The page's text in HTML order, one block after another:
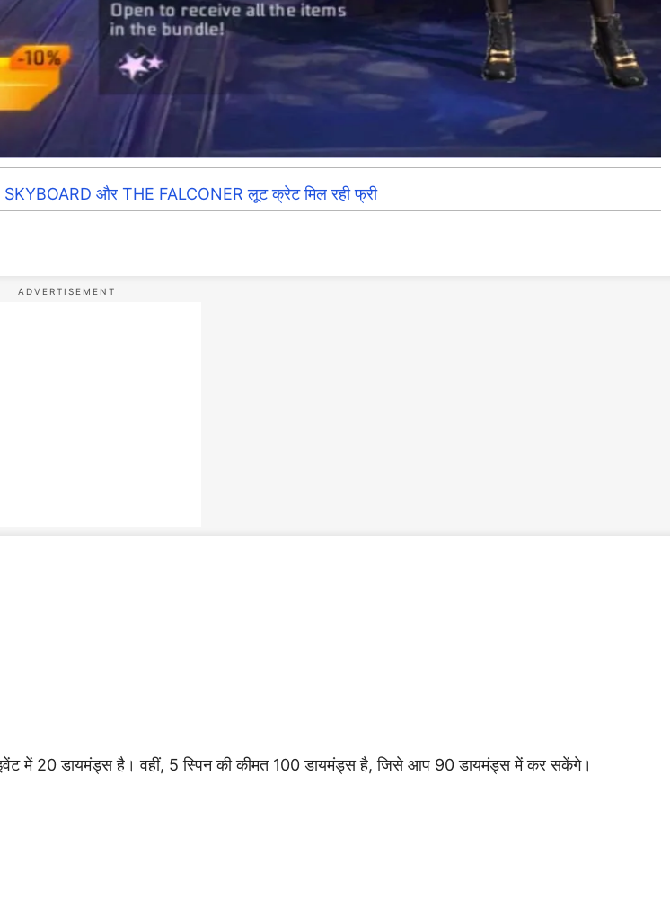
और THE FALCONER लूट क्रेट मिल रही फ्री
इवेंट में 20 डायमंड्स है। वहीं, 5 स्पिन की कीमत 100 डायमंड्स है, जिसे आप 90 डायमंड्स में कर सकेंगे।